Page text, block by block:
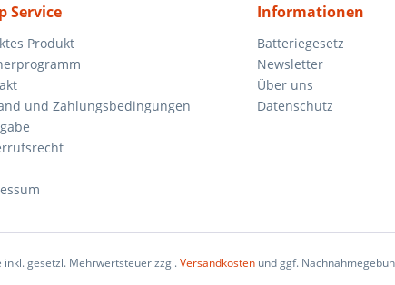
Service
Produkt
und Zahlungsbedingungen
Informationen
Batteriegesetz
Newsletter
Über uns
Datenschutz
inkl. gesetzl. Mehrwertsteuer zzgl.Versandkostenund ggf.